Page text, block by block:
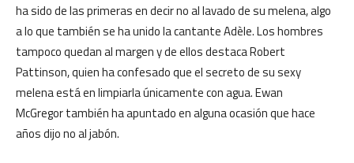
ha sido de las primeras en decir no al lavado de su melena, algo
a lo que también se ha unido la cantante Adèle. Los hombres
tampoco quedan al margen y de ellos destaca Robert
Pattinson, quien ha confesado que el secreto de su sexy
melena está en limpiarla únicamente con agua. Ewan
McGregor también ha apuntado en alguna ocasión que hace
años dijo no al jabón.